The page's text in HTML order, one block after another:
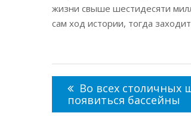
жизни свыше шестидесяти
сам ход истории, тогда
Навигация
по
записям
Во всех столичных
появиться бассейны